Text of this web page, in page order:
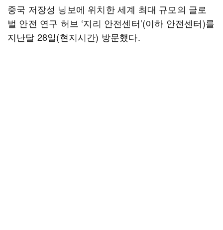
중국 저장성 닝보에 위치한 세계 최대 규모의 글로
벌 안전 연구 허브 ‘지리 안전센터’(이하 안전센터)를
지난달 28일(현지시간) 방문했다.